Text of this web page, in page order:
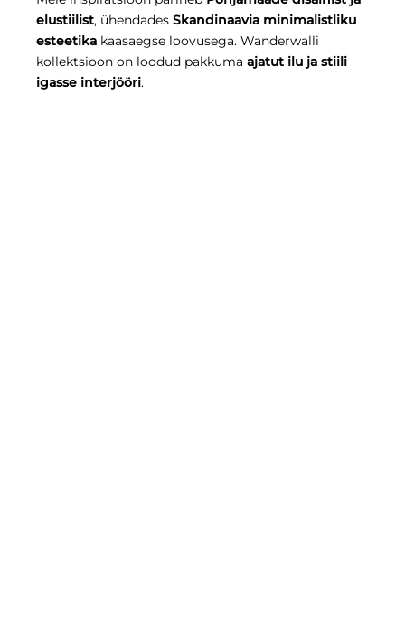
elustiilist, ühendades Skandinaavia minimalistliku
esteetikakaasaegse loovusega. Wanderwalli
kollektsioon on loodud pakkuma ajatut ilu ja stiili
igasse interjööri.